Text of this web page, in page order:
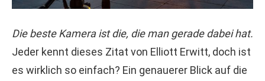
Die beste Kamera ist die, die man gerade dabei hat.
Jeder kennt dieses Zitat von Elliott Erwitt, doch ist
es wirklich so einfach? Ein genauerer Blick auf die